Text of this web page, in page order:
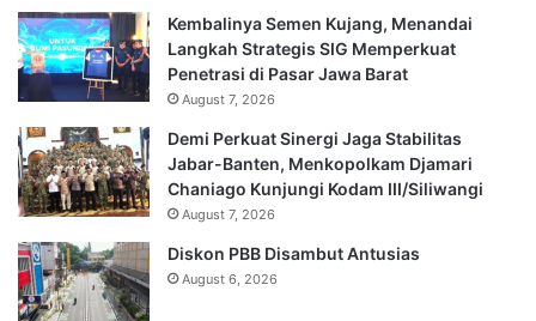
Kembalinya Semen Kujang, Menandai
Langkah Strategis SIG Memperkuat
Penetrasi di Pasar Jawa Barat
August 7, 2026
Demi Perkuat Sinergi Jaga Stabilitas
Jabar-Banten, Menkopolkam Djamari
Chaniago Kunjungi Kodam III/Siliwangi
August 7, 2026
Diskon PBB Disambut Antusias
August 6, 2026